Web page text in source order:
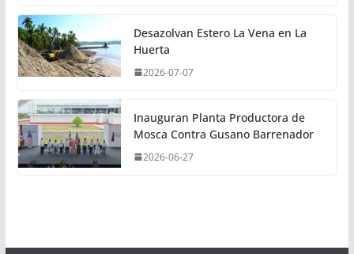
Desazolvan Estero La Vena en La
Huerta
2026-07-07
Inauguran Planta Productora de
Mosca Contra Gusano Barrenador
2026-06-27